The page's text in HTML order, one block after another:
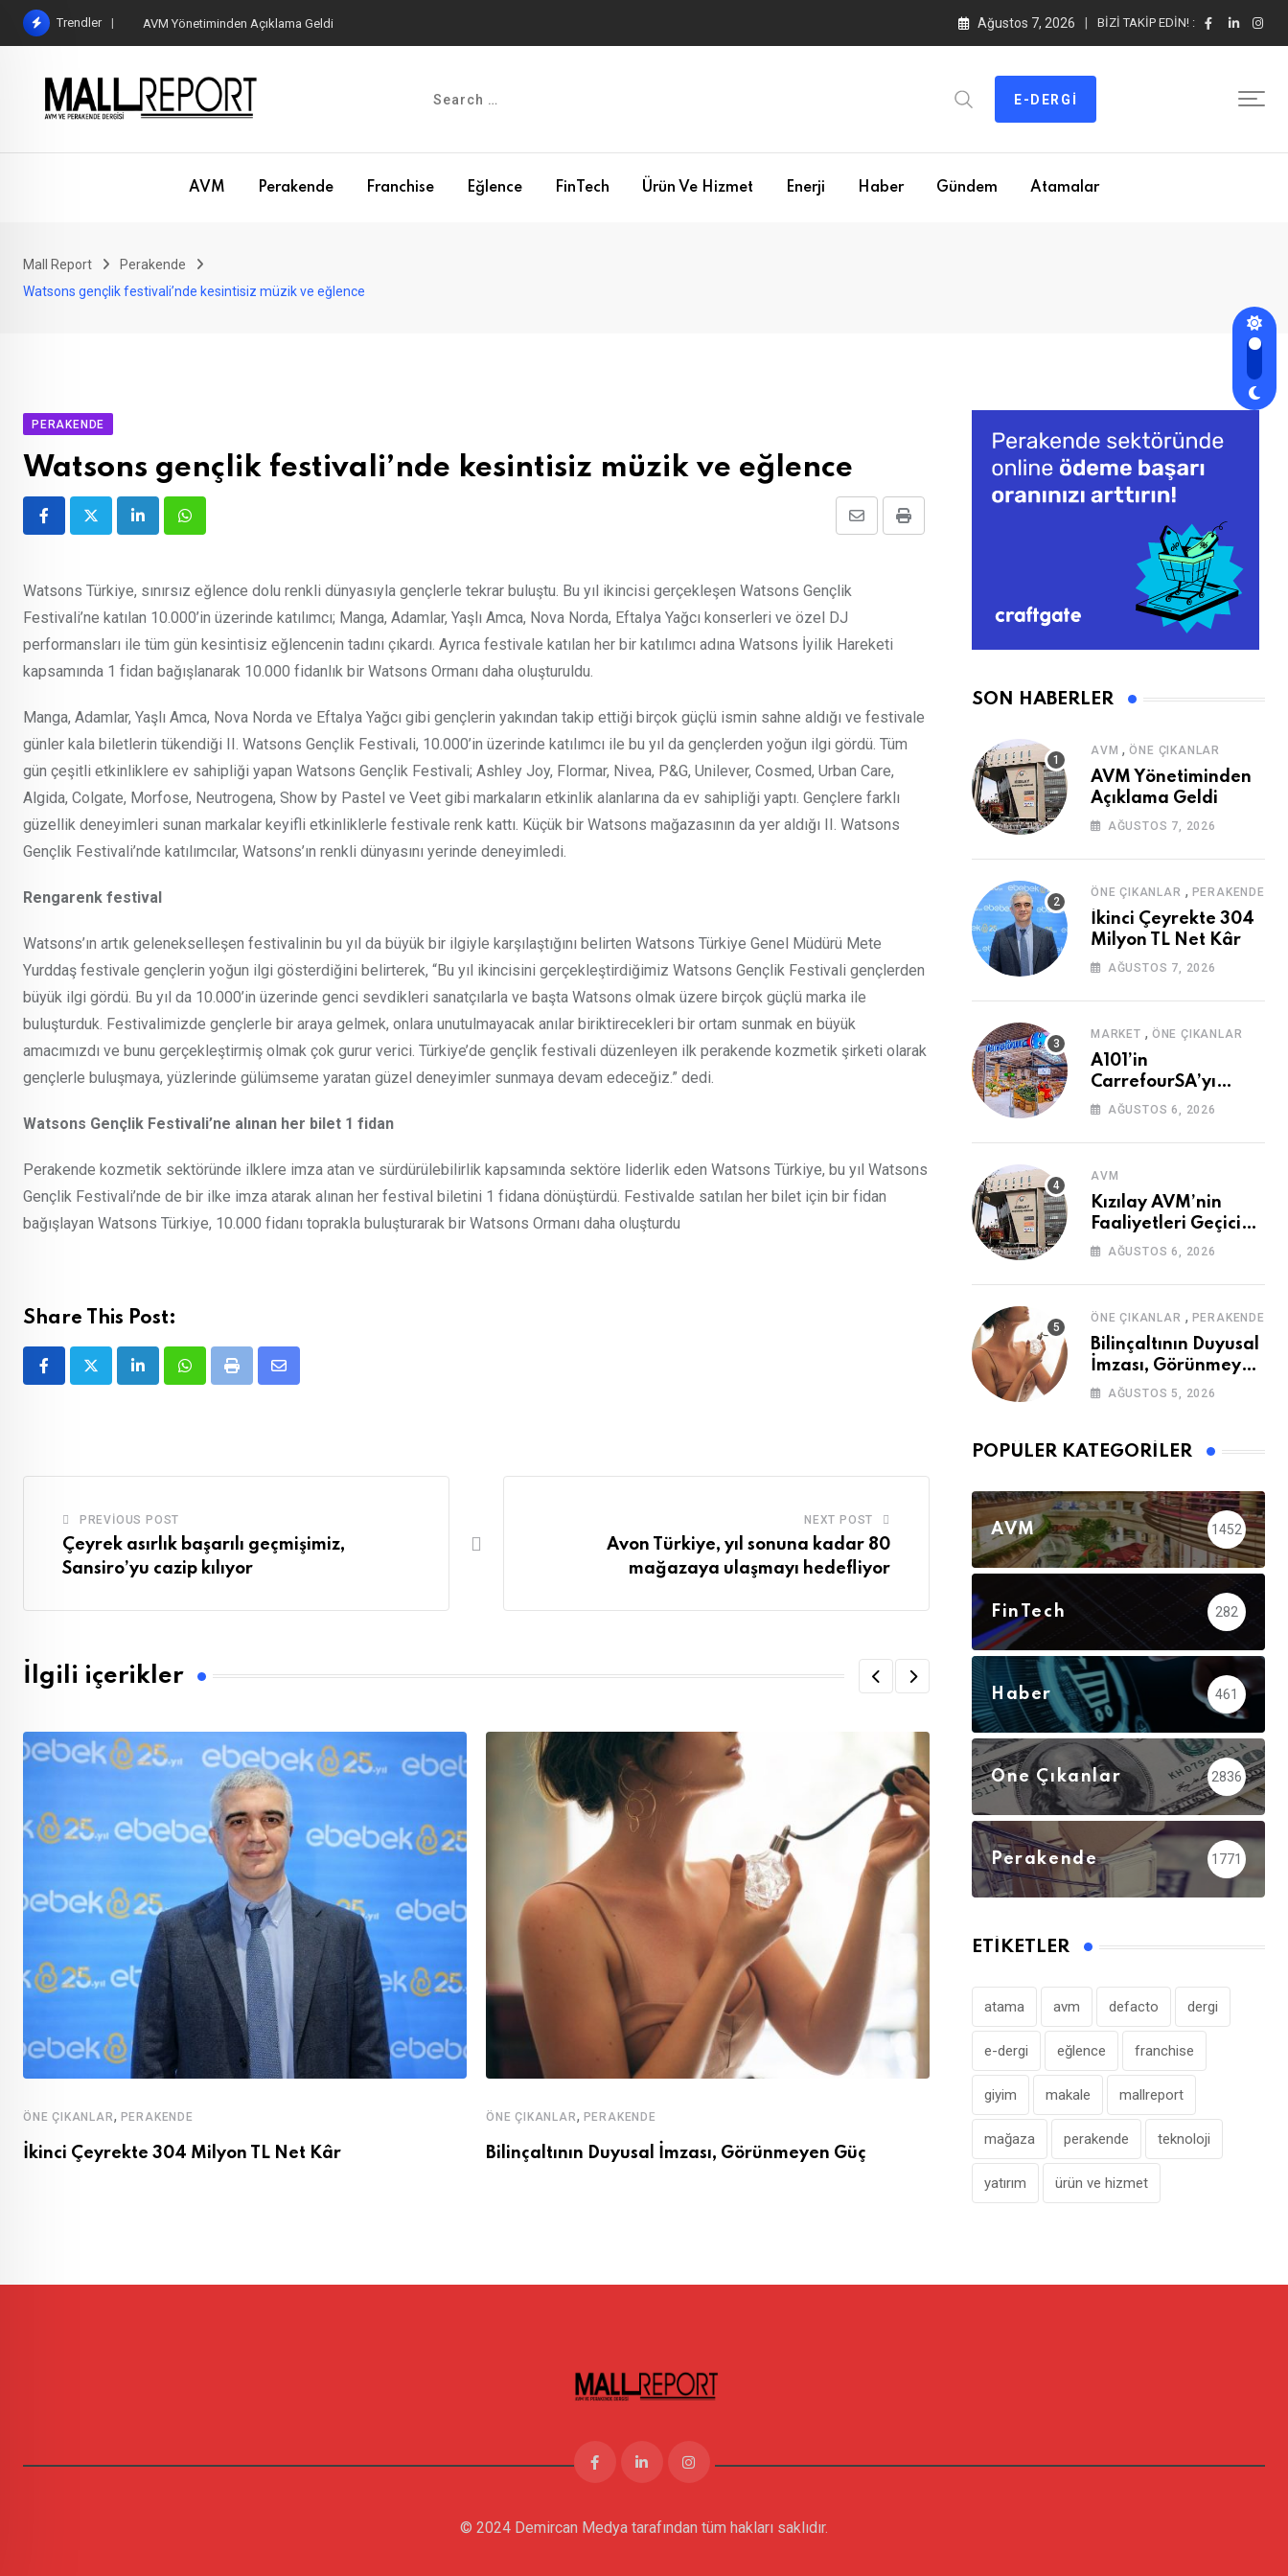
Skip
Trendler AVM Yönetiminden Açıklama Geldi Ağustos 7, 2026 BIZI TAKIP EDIN! :
E-DERGI
AVM Perakende Franchise Eğlence FinTech Ürün Ve Hizmet Enerji Haber Gündem Atamalar
Mall Report
Perakende
Watsons gençlik festivali’nde kesintisiz müzik ve eğlence
PERAKENDE
Watsons gençlik festivali’nde kesintisiz müzik ve eğlence
LinkedInWhatsapp Print
Share
Watsons Türkiye, sınırsız eğlence dolu renkli dünyasıyla gençlerle tekrar buluştu. Bu yıl ikincisi gerçekleşen Watsons Gençlik
Festivali’ne katılan 10.000’in üzerinde katılımcı; Manga, Adamlar, Yaşlı Amca, Nova Norda, Eftalya Yağcı konserleri ve özel DJ
performansları ile tüm gün kesintisiz eğlencenin tadını çıkardı. Ayrıca festivale katılan her bir katılımcı adına Watsons İyilik Hareketi
kapsamında 1 fidan bağışlanarak 10.000 fidanlık bir Watsons Ormanı daha oluşturuldu.
Manga, Adamlar, Yaşlı Amca, Nova Norda ve Eftalya Yağcı gibi gençlerin yakından takip ettiği birçok güçlü ismin sahne aldığı ve festivale
günler kala biletlerin tükendiği II. Watsons Gençlik Festivali, 10.000’in üzerinde katılımcı ile bu yıl da gençlerden yoğun ilgi gördü. Tüm
gün çeşitli etkinliklere ev sahipliği yapan Watsons Gençlik Festivali; Ashley Joy, Flormar, Nivea, P&G, Unilever, Cosmed, Urban Care,
Algida, Colgate, Morfose, Neutrogena, Show by Pastel ve Veet gibi markaların etkinlik alanlarına da ev sahipliği yaptı. Gençlere farklı
güzellik deneyimleri sunan markalar keyifli etkinliklerle festivale renk kattı. Küçük bir Watsons mağazasının da yer aldığı II. Watsons
Gençlik Festivali’nde katılımcılar, Watsons’ın renkli dünyasını yerinde deneyimledi.
Rengarenk festival
Watsons’ın artık gelenekselleşen festivalinin bu yıl da büyük bir ilgiyle karşılaştığını belirten Watsons Türkiye Genel Müdürü Mete
Yurddaş festivale gençlerin yoğun ilgi gösterdiğini belirterek, “Bu yıl ikincisini gerçekleştirdiğimiz Watsons Gençlik Festivali gençlerden
büyük ilgi gördü. Bu yıl da 10.000’in üzerinde genci sevdikleri sanatçılarla ve başta Watsons olmak üzere birçok güçlü marka ile
buluşturduk. Festivalimizde gençlerle bir araya gelmek, onlara unutulmayacak anılar biriktirecekleri bir ortam sunmak en büyük
amacımızdı ve bunu gerçekleştirmiş olmak çok gurur verici. Türkiye’de gençlik festivali düzenleyen ilk perakende kozmetik şirketi olarak
gençlerle buluşmaya, yüzlerinde gülümseme yaratan güzel deneyimler sunmaya devam edeceğiz.” dedi.
Watsons Gençlik Festivali’ne alınan her bilet 1 fidan
Perakende kozmetik sektöründe ilklere imza atan ve sürdürülebilirlik kapsamında sektöre liderlik eden Watsons Türkiye, bu yıl Watsons
Gençlik Festivali’nde de bir ilke imza atarak alınan her festival biletini 1 fidana dönüştürdü. Festivalde satılan her bilet için bir fidan
bağışlayan Watsons Türkiye, 10.000 fidanı toprakla buluşturarak bir Watsons Ormanı daha oluşturdu
Share This Post:
LinkedInWhatsappPrint
Share
PREVIOUS POST
Çeyrek asırlık başarılı geçmişimiz,
Sansiro’yu cazip kılıyor
NEXT POST
Avon Türkiye, yıl sonuna kadar 80
mağazaya ulaşmayı hedefliyor
İlgili içerikler
ÖNE ÇIKANLAR, PERAKENDE
İkinci Çeyrekte 304 Milyon TL Net Kâr
ÖNE ÇIKANLAR, PERAKENDE
Bilinçaltının Duyusal İmzası, Görünmeyen Güç
ÖNE ÇIKANLAR,PERAKENDE
Penti, Yeni Mağazasını Galataport’ta
SON HABERLER
AVM ,ÖNE ÇIKANLAR
AVM Yönetiminden
Açıklama Geldi
AĞUSTOS 7, 2026
ÖNE ÇIKANLAR , PERAKENDE
İkinci Çeyrekte 304
Milyon TL Net Kâr
AĞUSTOS 7, 2026
MARKET , ÖNE ÇIKANLAR
A101’in
CarrefourSA’yı
Devralmasına Şartlı
AĞUSTOS 6, 2026
AVM
Kızılay AVM’nin
Faaliyetleri Geçici
Olarak Durduruldu
AĞUSTOS 6, 2026
ÖNE ÇIKANLAR , PERAKENDE
Bilinçaltının Duyusal
İmzası, Görünmeyen
GüçAĞUSTOS 5, 2026
POPÜLER KATEGORILER
AVM 1452
FinTech 282
Haber 461
Öne Çıkanlar 2836
Perakende 1771
ETIKETLER
atama avm defacto dergi
e-dergi eğlence franchise
giyim makale mallreport
mağaza perakende teknoloji
yatırım ürün ve hizmet
© 2024 Demircan Medya tarafından tüm hakları saklıdır.